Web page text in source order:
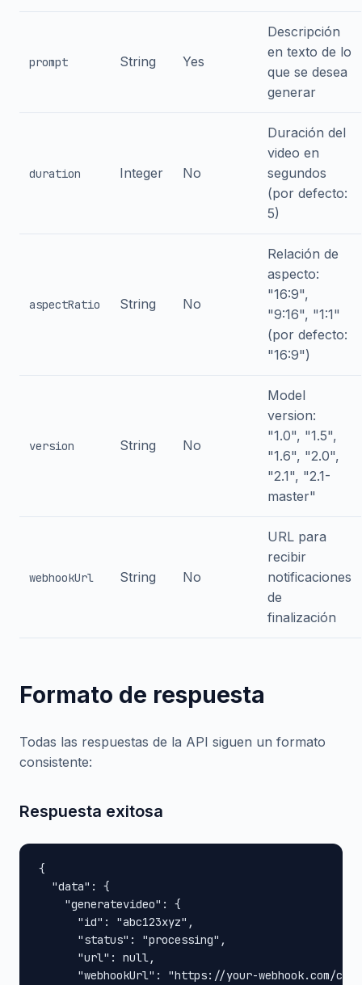
prompt String Yes
Descripción
en texto de lo
que se desea
generar
duration Integer No
Duración del
video en
segundos
(por defecto:
5)
aspectRatio String No
Relación de
aspecto:
"16:9",
"9:16", "1:1"
(por defecto:
"16:9")
version String No
Model
version:
"1.0", "1.5",
"1.6", "2.0",
"2.1", "2.1-
master"
webhookUrl String No
URL para
recibir
notificaciones
de
finalización
Formato de respuesta
Todas las respuestas de la API siguen un formato
consistente:
Respuesta exitosa
{
  "data": {
    "generatevideo": {
      "id": "abc123xyz",
      "status": "processing",
      "url": null,
"webhookUrl": "https://your-webhook.com/